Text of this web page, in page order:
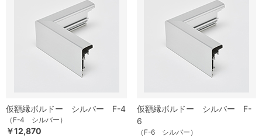
仮額縁ボルドー シルバー F-4
（F-4 シルバー）
￥12,870
仮額縁ボルドー シルバー F-
6
（F-6 シルバー）